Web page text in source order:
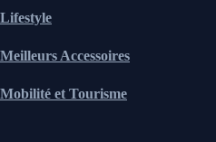
Lifestyle
Meilleurs Accessoires
Mobilité et Tourisme